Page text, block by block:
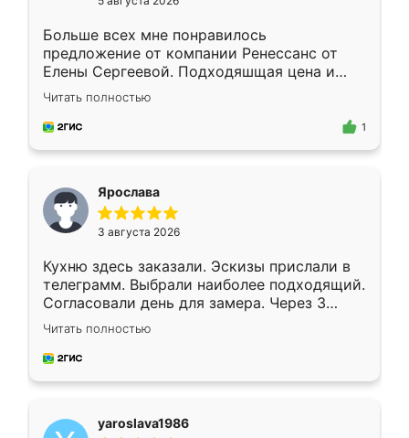
Больше всех мне понравилось
предложение от компании Ренессанс от
Елены Сергеевой. Подходяшщая цена и
короткие сроки изготовления. Приехавший
для замера сотрудник Владислав
предложил по моему эскизу самый
Читать полностью
1
Ярослава
3 августа 2026
Кухню здесь заказали. Эскизы прислали в
телеграмм. Выбрали наиболее подходящий.
Согласовали день для замера. Через 3
недели кухня была уже готова. Остались
довольны работой. Спасибо Ренессанс
мебель за качественную работу!
Читать полностью
yaroslava1986